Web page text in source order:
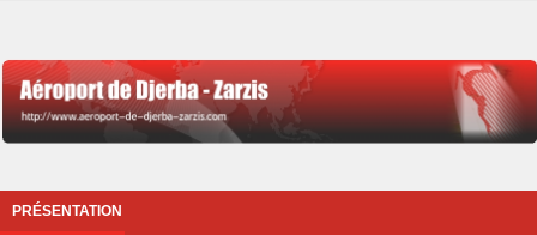
PRÉSENTATION